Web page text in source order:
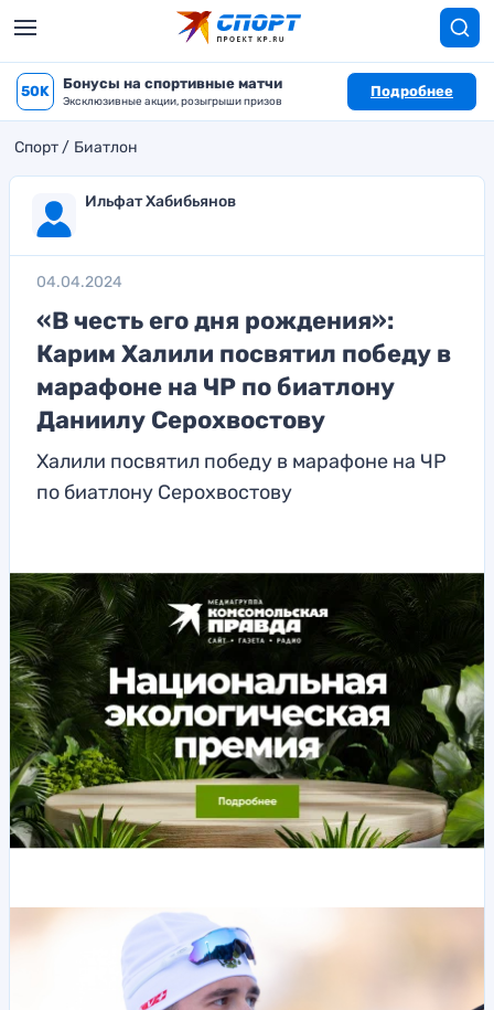
50K Бонусы на спортивные матчи
Эксклюзивные акции, розыгрыши призов
Подробнее
Спорт Биатлон
Ильфат Хабибьянов
04.04.2024
«В честь его дня рождения»:
Карим Халили посвятил победу в
марафоне на ЧР по биатлону
Даниилу Серохвостову
Халили посвятил победу в марафоне на ЧР
по биатлону Серохвостову